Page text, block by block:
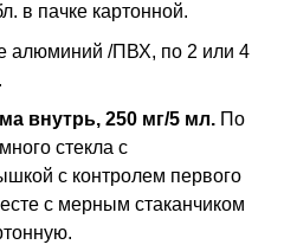
в пачке картонной.
алюминий /ПВХ, по 2 или 4
внутрь, 250 мг/5 мл. По
стекла с
с контролем первого
с мерным стаканчиком